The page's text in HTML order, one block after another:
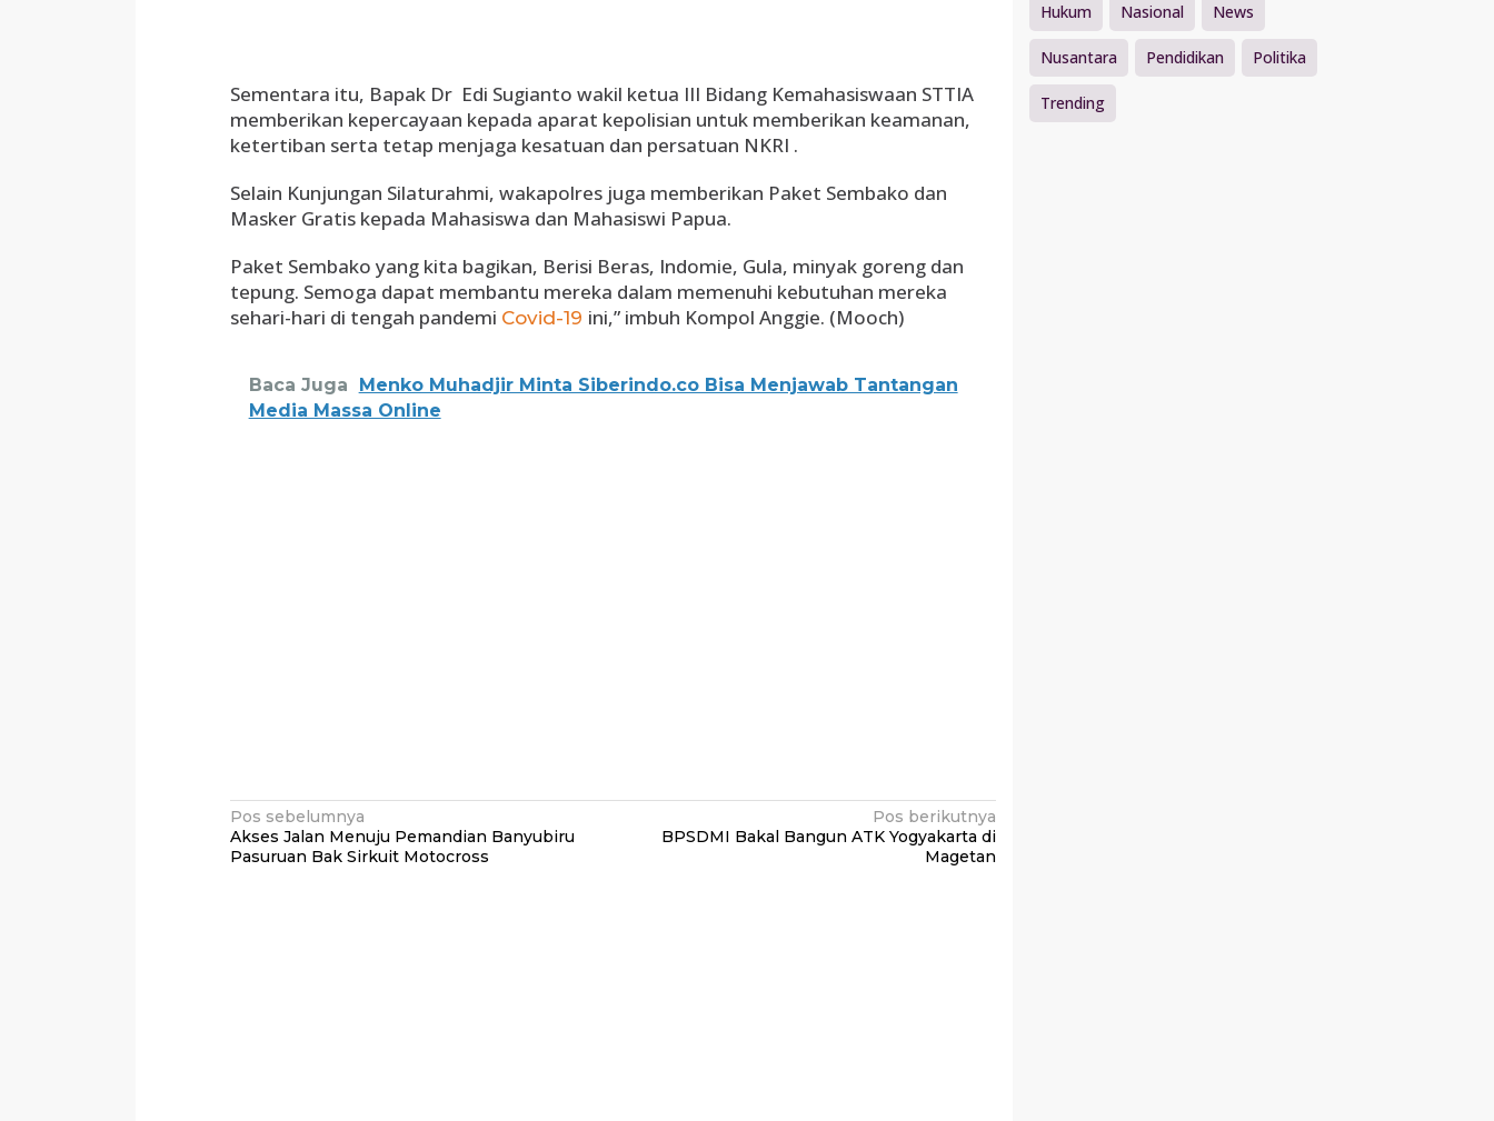
Sementara itu, Bapak Dr Edi Sugianto wakil ketua III Bidang Kemahasiswaan STTIA
memberikan kepercayaan kepada aparat kepolisian untuk memberikan keamanan,
ketertiban serta tetap menjaga kesatuan dan persatuan NKRI .
Selain Kunjungan Silaturahmi, wakapolres juga memberikan Paket Sembako dan
Masker Gratis kepada Mahasiswa dan Mahasiswi Papua.
Paket Sembako yang kita bagikan, Berisi Beras, Indomie, Gula, minyak goreng dan
tepung. Semoga dapat membantu mereka dalam memenuhi kebutuhan mereka
sehari-hari di tengah pandemi Covid-19 ini,” imbuh Kompol Anggie. (Mooch)
Baca Juga
Menko Muhadjir Minta Siberindo.co Bisa Menjawab Tantangan
Media Massa Online
Navigasi
pos
Pos sebelumnya
Akses Jalan Menuju Pemandian Banyubiru
Pasuruan Bak Sirkuit Motocross
Pos berikutnya
BPSDMI Bakal Bangun ATK Yogyakarta di
Magetan
Hukum Nasional News
Nusantara Pendidikan Politika
Trending